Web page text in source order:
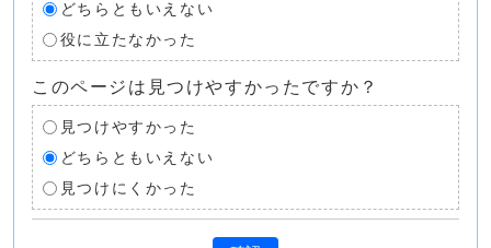
どちらともいえない
役に立たなかった
このページは見つけやすかったですか？
見つけやすかった
どちらともいえない
見つけにくかった